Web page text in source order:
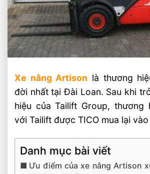
Xe nâng Artison là thương
đời nhất tại Đài Loan. Sau khi
hiệu của Tailift Group, thương
với Tailift được TICO mua lại
Danh mục bài viết
Ưu điểm của xe nâng Artison